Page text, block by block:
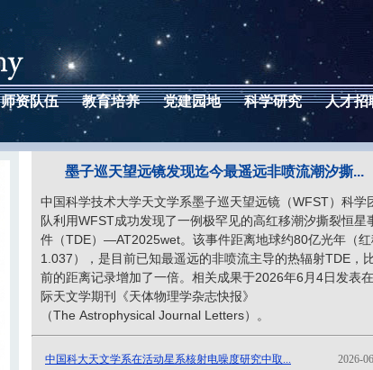
师资队伍 教育培养 党建园地 科学研究 人才招
墨子巡天望远镜发现迄今最遥远非喷流潮汐撕...
中国科学技术大学天文学系墨子巡天望远镜（WFST）科学
队利用WFST成功发现了一例极罕见的高红移潮汐撕裂恒星
件（TDE）—AT2025wet。该事件距离地球约80亿光年（红
1.037），是目前已知最遥远的非喷流主导的热辐射TDE，
前的距离记录增加了一倍。相关成果于2026年6月4日发表
际天文学期刊《天体物理学杂志快报》
（The Astrophysical Journal Letters）。
中国科大天文学系在活动星系核射电噪度研究中取...
2026-